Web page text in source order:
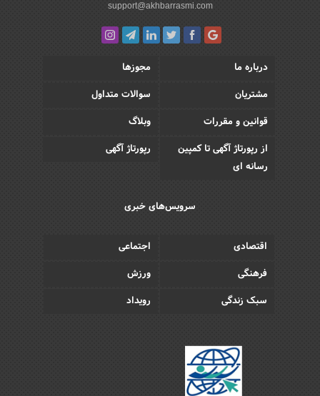
support@akhbarrasmi.com
درباره ما
مجوزها
مشتریان
سوالات متداول
قوانین و مقررات
وبلاگ
از رپورتاژ آگهی تا کمپین
رسانه ای
رپورتاژ آگهی
سرویس‌های خبری
اقتصادی
اجتماعی
فرهنگی
ورزش
سبک زندگی
رویداد